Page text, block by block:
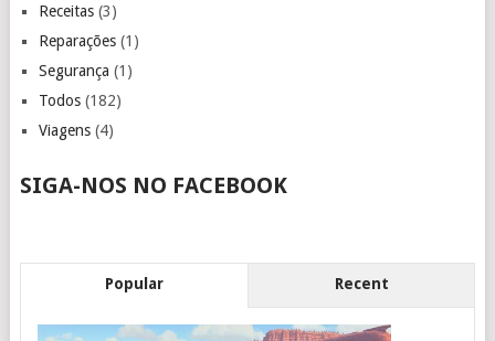
Receitas(3)
Reparações(1)
Segurança (1)
Todos(182)
Viagens(4)
SIGA-NOS NO FACEBOOK
Popular Recent